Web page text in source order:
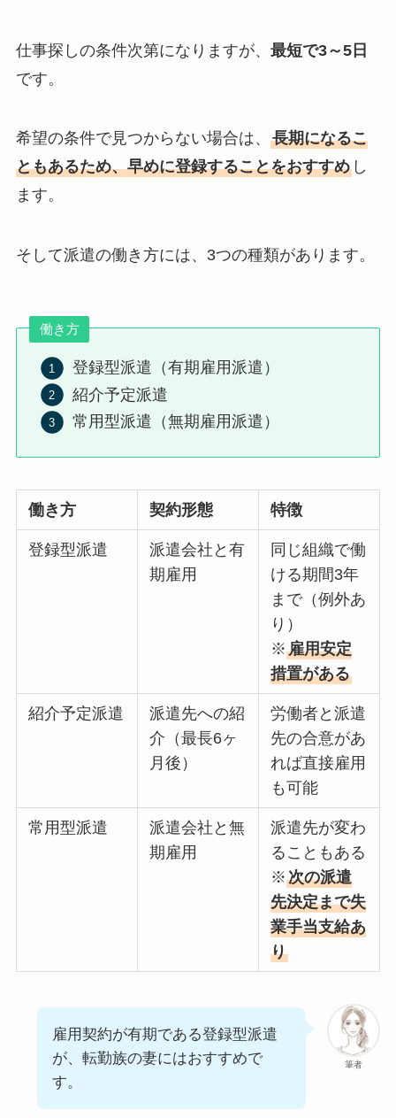
仕事探しの条件次第になりますが、 最短で3～5日
です。
希望の条件で見つからない場合は、 長期になるこ
ともあるため、早めに登録することをおすすめし
ます。
そして派遣の働き方には、3つの種類があります。
働き方
登録型派遣（有期雇用派遣）
紹介予定派遣
常用型派遣（無期雇用派遣）
働き方 契約形態 特徴
登録型派遣
派遣会社と有
期雇用
同じ組織で働
ける期間3年
まで（例外あ
り）
※雇用安定
措置がある
紹介予定派遣
派遣先への紹
介（最長6ヶ
月後）
労働者と派遣
先の合意があ
れば直接雇用
も可能
常用型派遣
派遣会社と無
期雇用
派遣先が変わ
ることもある
※次の派遣
先決定まで失
業手当支給あ
り
筆者
雇用契約が有期である登録型派遣
が、転勤族の妻にはおすすめで
す。